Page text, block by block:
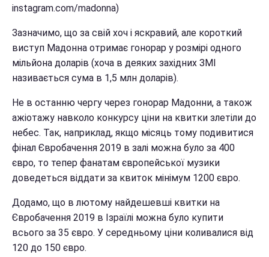
instagram.com/madonna)
Зазначимо, що за свій хоч і яскравий, але короткий
виступ Мадонна отримає гонорар у розмірі одного
мільйона доларів (хоча в деяких західних ЗМІ
називається сума в 1,5 млн доларів).
Не в останню чергу через гонорар Мадонни, а також
ажіотажу навколо конкурсу ціни на квитки злетіли до
небес. Так, наприклад, якщо місяць тому подивитися
фінал Євробачення 2019 в залі можна було за 400
євро, то тепер фанатам європейської музики
доведеться віддати за квиток мінімум 1200 євро.
Додамо, що в лютому найдешевші квитки на
Євробачення 2019 в Ізраїлі можна було купити
всього за 35 євро. У середньому ціни коливалися від
120 до 150 євро.